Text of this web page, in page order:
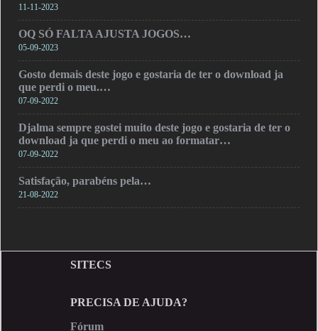
11-11-2023
OQ SÓ FALTA AJUSTA JOGOS…
05-09-2023
Gosto demais deste jogo e gostaria de ter o download ja
que perdi o meu.…
07-09-2022
Djalma sempre gostei muito deste jogo e gostaria de ter o
download ja que perdi o meu ao formatar…
07-09-2022
Satisfação, parabéns pela…
21-08-2022
SITECS
PRECISA DE AJUDA?
Fórum